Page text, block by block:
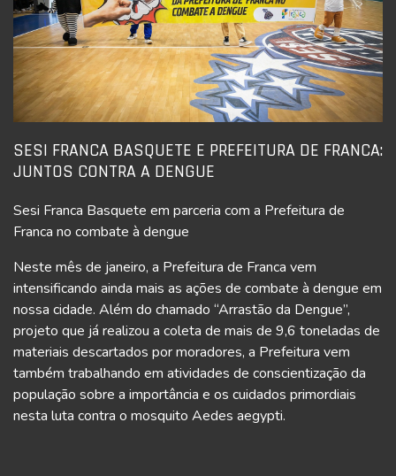
SESI FRANCA BASQUETE E PREFEITURA DE FRANCA:
JUNTOS CONTRA A DENGUE
Sesi Franca Basquete em parceria com a Prefeitura de
Franca no combate à dengue
Neste mês de janeiro, a Prefeitura de Franca vem
intensificando ainda mais as ações de combate à dengue em
nossa cidade. Além do chamado “Arrastão da Dengue”,
projeto que já realizou a coleta de mais de 9,6 toneladas de
materiais descartados por moradores, a Prefeitura vem
também trabalhando em atividades de conscientização da
população sobre a importância e os cuidados primordiais
nesta luta contra o mosquito Aedes aegypti.